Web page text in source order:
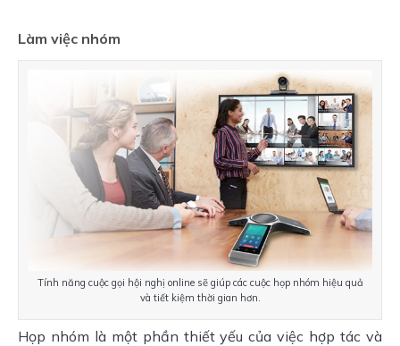
Làm việc nhóm
Tính năng cuộc gọi hội nghị online sẽ giúp các cuộc họp nhóm hiệu quả
và tiết kiệm thời gian hơn.
Họp nhóm là một phần thiết yếu của việc hợp tác và